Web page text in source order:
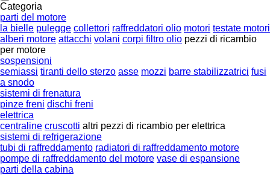
Categoria
parti del motore
la bielle pulegge collettori raffreddatori olio motori testate motori
alberi motore attacchi volani corpi filtro olio pezzi di ricambio
per motore
sospensioni
semiassi tiranti dello sterzo asse mozzi barre stabilizzatrici fusi
a snodo
sistemi di frenatura
pinze freni dischi freni
elettrica
centraline cruscotti altri pezzi di ricambio per elettrica
sistemi di refrigerazione
tubi di raffreddamento radiatori di raffreddamento motore
pompe di raffreddamento del motore vase di espansione
parti della cabina